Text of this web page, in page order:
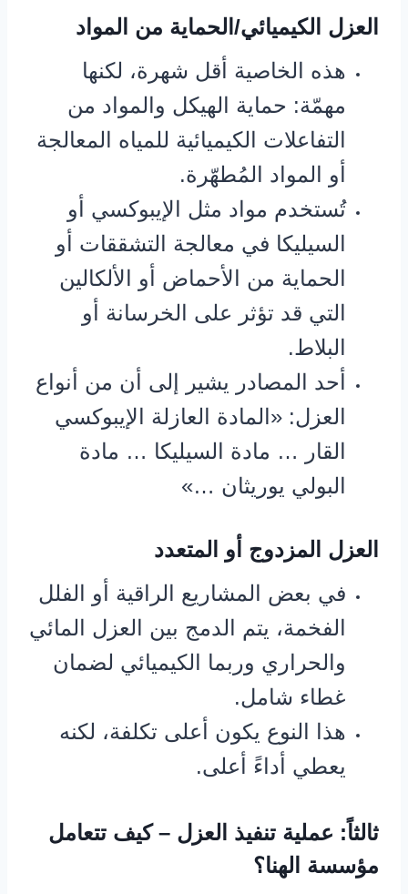
العزل الكيميائي/الحماية من المواد
هذه الخاصية أقل شهرة، لكنها
مهمّة: حماية الهيكل والمواد من
التفاعلات الكيميائية للمياه المعالجة
أو المواد المُطهّرة.
تُستخدم مواد مثل الإيبوكسي أو
السيليكا في معالجة التشققات أو
الحماية من الأحماض أو الألكالين
التي قد تؤثر على الخرسانة أو
البلاط.
أحد المصادر يشير إلى أن من أنواع
العزل: «المادة العازلة الإيبوكسي
القار … مادة السيليكا … مادة
البولي يوريثان …»
العزل المزدوج أو المتعدد
في بعض المشاريع الراقية أو الفلل
الفخمة، يتم الدمج بين العزل المائي
والحراري وربما الكيميائي لضمان
غطاء شامل.
هذا النوع يكون أعلى تكلفة، لكنه
يعطي أداءً أعلى.
ثالثاً: عملية تنفيذ العزل – كيف تتعامل
مؤسسة الهنا؟